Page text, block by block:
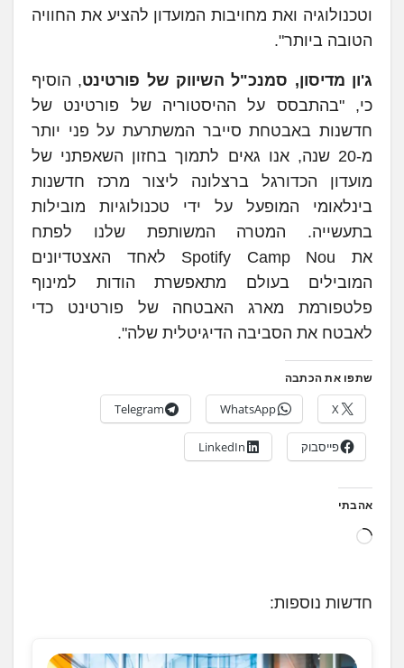
וטכנולוגיה ואת מחויבות המועדון להציע את החוויה
הטובה ביותר".
ג'ון מדיסון, סמנכ"ל השיווק של פורטינט, הוסיף
כי, "בהתבסס על ההיסטוריה של פורטינט של
חדשנות באבטחת סייבר המשתרעת על פני יותר
מ-20 שנה, אנו גאים לתמוך בחזון השאפתני של
מועדון הכדורגל ברצלונה ליצור מרכז חדשנות
בינלאומי המופעל על ידי טכנולוגיות מובילות
בתעשייה. המטרה המשותפת שלנו לפתח
את Spotify Camp Nou לאחד האצטדיונים
המובילים בעולם מתאפשרת הודות למינוף
פלטפורמת מארג האבטחה של פורטינט כדי
לאבטח את הסביבה הדיגיטלית שלה".
שתפו את הכתבה
X
WhatsApp
Telegram
פייסבוק LinkedIn
אהבתי
ט
.
חדשות נוספות: